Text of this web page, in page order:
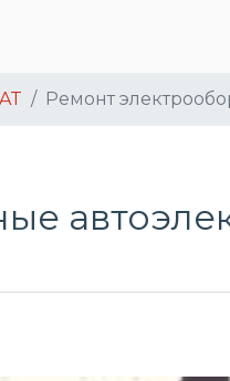
Ремонт